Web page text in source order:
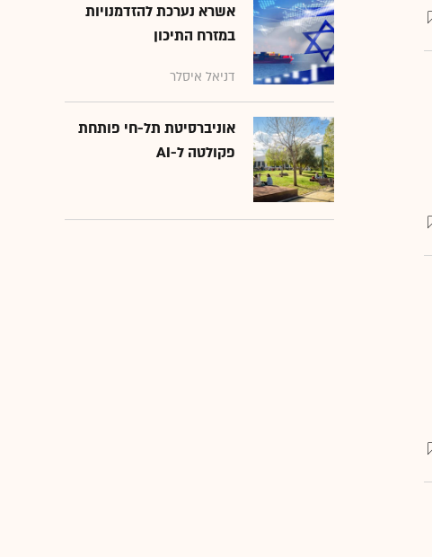
אשרא נערכת להזדמנויות
במזרח התיכון
דניאל איסלר
אוניברסיטת תל-חי פותחת
פקולטה ל-AI